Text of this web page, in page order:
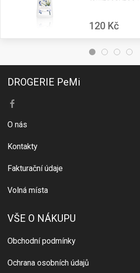
120 Kč
DROGERIE PeMi
O nás
Kontakty
Fakturační údaje
Volná místa
VŠE O NÁKUPU
Obchodní podmínky
Ochrana osobních údajů